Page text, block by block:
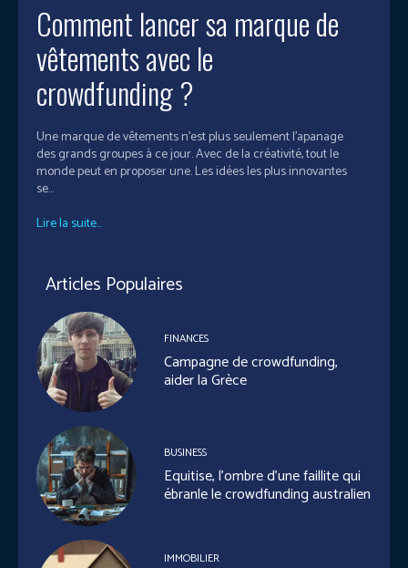
Comment lancer sa marque de
vêtements avec le
crowdfunding ?
Une marque de vêtements n’est plus seulement l’apanage
des grands groupes à ce jour. Avec de la créativité, tout le
monde peut en proposer une. Les idées les plus innovantes
se...
Lire la suite...
Articles Populaires
FINANCES
Campagne de crowdfunding,
aider la Grèce
BUSINESS
Equitise, l’ombre d’une faillite qui
ébranle le crowdfunding australien
IMMOBILIER